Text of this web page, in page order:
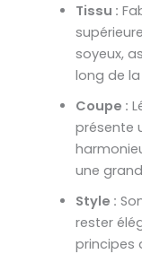
Tissu :
soyeux,
long de
Coupe :
présente
une
Style :
rester
principes